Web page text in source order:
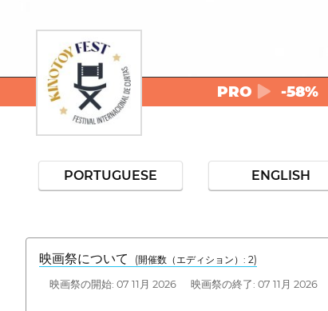
PRO -58%
PORTUGUESE ENGLISH
映画祭について (開催数（エディション）: 2)
映画祭の開始: 07 11月 2026 映画祭の終了: 07 11月 2026